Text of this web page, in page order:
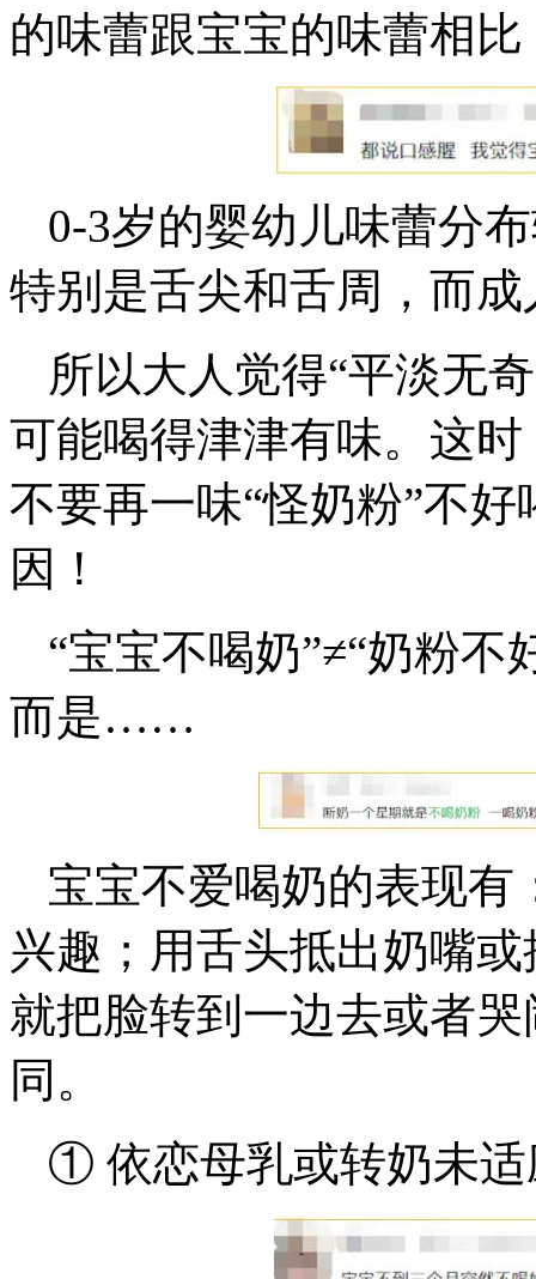
的味蕾跟宝宝的味蕾相
0-3岁的婴幼儿味蕾分
特别是舌尖和舌周，而
所以大人觉得“平淡无
可能喝得津津有味。这
不要再一味“怪奶粉”不
因！
“宝宝不喝奶”≠“奶粉不
而是……
宝宝不爱喝奶的表现
兴趣；用舌头抵出奶嘴
就把脸转到一边去或者
同。
① 依恋母乳或转奶未适